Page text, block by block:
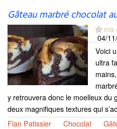
Gâteau marbré chocolat
ma
04/
Voici
ultra
y retrouvera donc le moelleux du
deux magnifiques textures qui
Flan Patissier
Chocolat